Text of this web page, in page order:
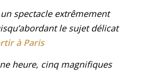
spectacle extrêmement
le sujet délicat
à Paris
heure, cinq magnifiques